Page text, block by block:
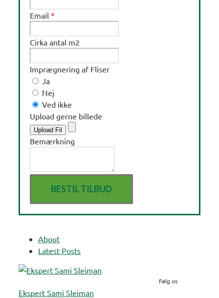
Email *
Cirka antal m2
Imprægnering af Fliser
Ja
Nej
Ved ikke
Upload gerne billede
Upload Fil
Bemærkning
About
Latest Posts
Følg os
Ekspert Sami Sleiman